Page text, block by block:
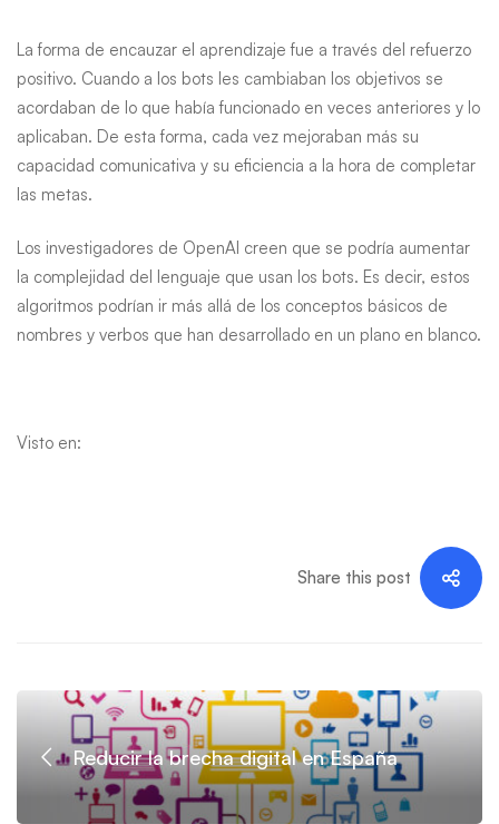
La forma de encauzar el aprendizaje fue a través del refuerzo
positivo. Cuando a los bots les cambiaban los objetivos se
acordaban de lo que había funcionado en veces anteriores y lo
aplicaban. De esta forma, cada vez mejoraban más su
capacidad comunicativa y su eficiencia a la hora de completar
las metas.
Los investigadores de OpenAI creen que se podría aumentar
la complejidad del lenguaje que usan los bots. Es decir, estos
algoritmos podrían ir más allá de los conceptos básicos de
nombres y verbos que han desarrollado en un plano en blanco.
Visto en:
Share this post
Reducir la brecha digital en España